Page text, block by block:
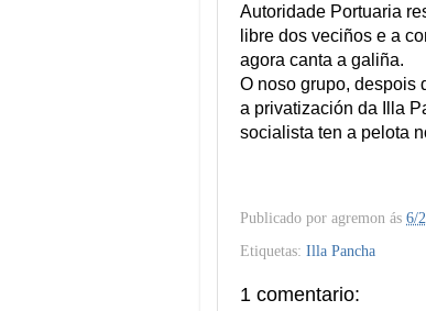
Autoridade Portuaria
libre dos veciños e a
agora canta a galiña.
O noso grupo, despois
a privatización da Illa
socialista ten a pelota
Publicado por agremon ás 6/
Etiquetas: Illa Pancha
1 comentario: